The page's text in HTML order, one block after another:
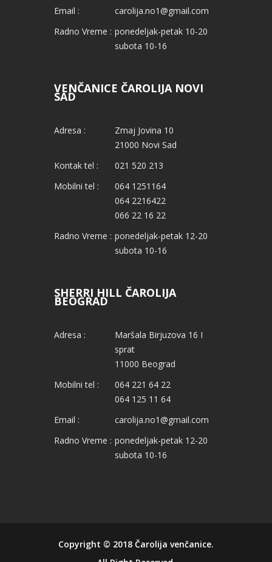
Email :
carolija.no1@gmail.com
Radno Vreme : ponedeljak-petak 10-20
subota 10-16
VENČANICE ČAROLIJA NOVI
SAD
Adresa :
Zmaj Jovina 10
21000 Novi Sad
Kontak tel :
021 520 213
Mobilni tel :
064 1251164
064 2216422
066 22 16 22
Radno Vreme : ponedeljak-petak 12-20
subota 10-16
SHERRI HILL ČAROLIJA
BEOGRAD
Adresa :
Maršala Birjuzova 16 I
sprat
11000 Beograd
Mobilni tel :
064 221 64 22
064 125 11 64
Email :
carolija.no1@gmail.com
Radno Vreme : ponedeljak-petak 12-20
subota 10-16
Copyright © 2018 Čarolija venčanice.